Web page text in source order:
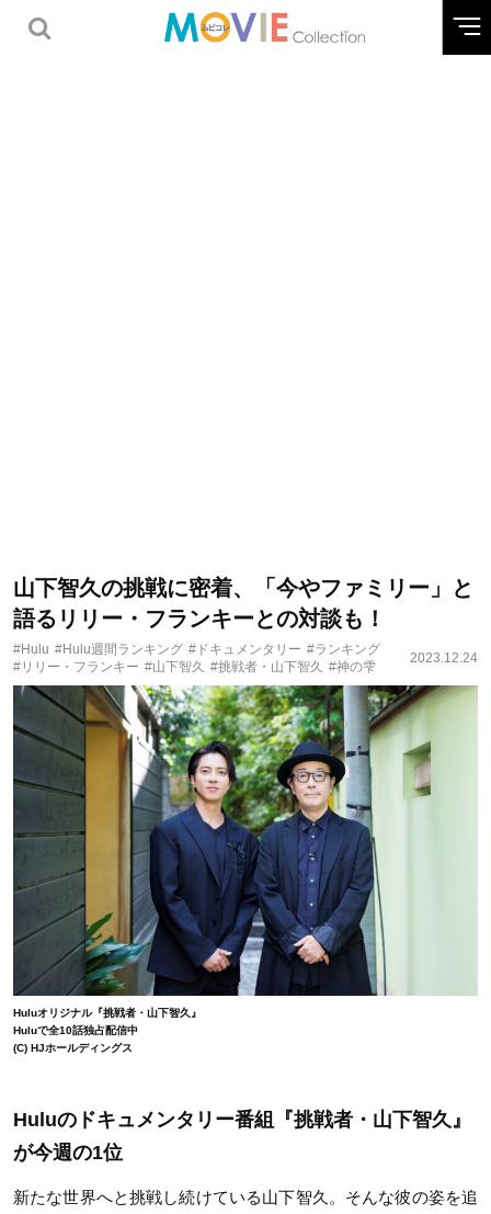
山下智久の挑戦に密着、「今やファミリー」と
語るリリー・フランキーとの対談も！
#Hulu #Hulu週間ランキング #ドキュメンタリー #ランキング
#リリー・フランキー #山下智久 #挑戦者・山下智久 #神の雫
2023.12.24
Huluオリジナル『挑戦者・山下智久』
Huluで全10話独占配信中
(C) HJホールディングス
Huluのドキュメンタリー番組『挑戦者・山下智久』
が今週の1位
新たな世界へと挑戦し続けている山下智久。そんな彼の姿を追